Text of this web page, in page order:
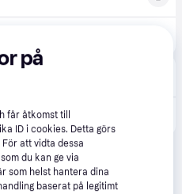
(50x80) MARINE
på
får åtkomst till
ID i cookies. Detta görs
att vidta dessa
du kan ge via
som helst hantera dina
baserat på legitimt